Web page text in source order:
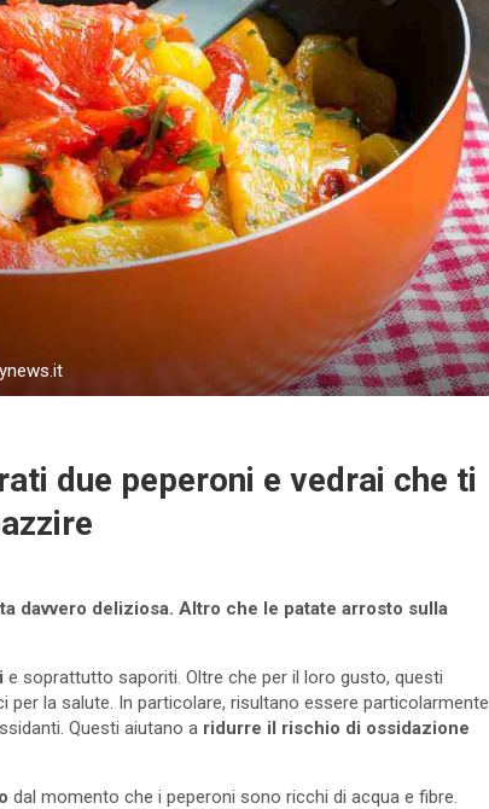
due peperoni e vedrai che ti
davvero deliziosa. Altro che le patate arrosto sulla
e soprattutto saporiti. Oltre che per il loro gusto, questi
la salute. In particolare, risultano essere particolarmente
Questi aiutano a ridurre il rischio di ossidazione
dal momento che i peperoni sono ricchi di acqua e fibre.